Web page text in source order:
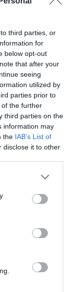
third parties, or
for
below opt-out
that after your
seeing
utilized by
parties prior to
the further
third parties on the
information may
the IAB’s List of
disclose it to other
or more Google
You may click to
party tags to
in below Google
Μεγαρέων
— και τι
77 νεκροί
από το